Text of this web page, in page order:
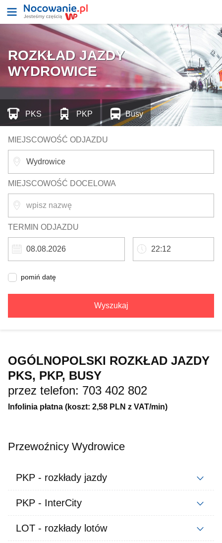
ROZKŁAD JAZDY
WYDROWICE
MIEJSCOWOŚĆ ODJAZDU
MIEJSCOWOŚĆ DOCELOWA
TERMIN ODJAZDU
pomiń datę
Wyszukaj
PKS PKP Busy
OGÓLNOPOLSKI ROZKŁAD JAZDY
PKS, PKP, BUSY
przez telefon: 703 402 802
Infolinia płatna (koszt: 2,58 PLN z VAT/min)
Przewoźnicy Wydrowice
PKP - rozkłady jazdy
PKP - InterCity
LOT - rozkłady lotów